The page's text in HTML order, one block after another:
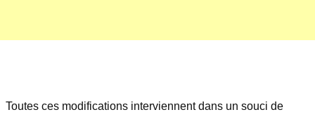
Toutes ces modifications interviennent dans un souci de